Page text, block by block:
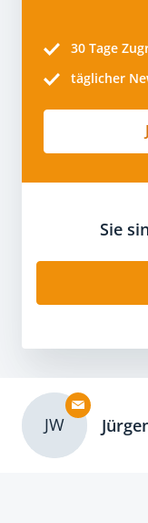
30 Tage
täglicher
Sie
JW